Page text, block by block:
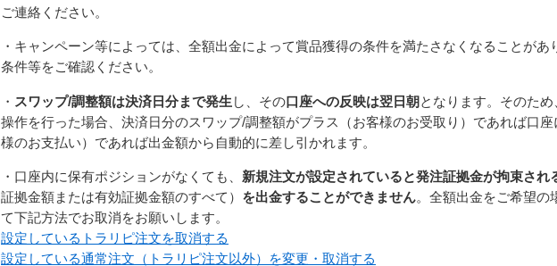
ご連絡ください。
・キャンペーン等によっては、全額出金によって賞品獲得の条件を満たさなくなることが
条件等をご確認ください。
・ スワップ/調整額は決済日分まで発生 し、その口座への反映は翌日朝となります。そのた
操作を行った場合、決済日分のスワップ/調整額がプラス（お客様のお受取り）であれば口
様のお支払い）であれば出金額から自動的に差し引かれます。
・口座内に保有ポジションがなくても、 新規注文が設定されていると発注証拠金が拘束され
証拠金額または有効証拠金額のすべて） を出金することができません。全額出金をご希望の
て下記方法でお取消をお願いします。
設定しているトラリピ注文を取消する
設定している通常注文（トラリピ注文以外）を変更・取消する